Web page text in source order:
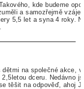
kde budeme
a samozřejmě
5,5 let a syna 4 roky.
na společné akce,
dceru. Nedávno
těšit na odpověď, ahoj